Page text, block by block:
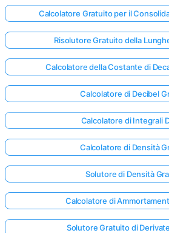
Calcolatore Gratuito per il
Risolutore Gratuito della
Calcolatore della Costante di
Calcolatore di Decibel
Calcolatore di Integrali
Calcolatore di Densità
Solutore di Densità
Calcolatore di
Solutore Gratuito di